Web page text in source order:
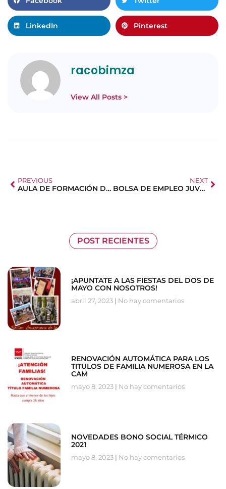
LinkedIn Pinterest
racobimza
View All Posts >
PREVIOUS
AULA DE FORMACIÓN DE FEDMA
NEXT
BOLSA DE EMPLEO JUVENIL: CAMPAÑA VERANO
POST RECIENTES
¡APUNTATE A LAS FIESTAS DEL DOS DE
MAYO CON NOSOTROS!
abril 27, 2023 No hay comentarios
RENOVACIÓN AUTOMÁTICA PARA LOS
TITULOS DE FAMILIA NUMEROSA EN LA
CAM
mayo 8, 2023 No hay comentarios
NOVEDADES BONO SOCIAL TÉRMICO
2021
mayo 8, 2023 No hay comentarios